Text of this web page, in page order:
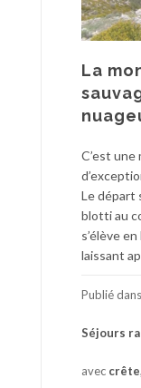
La
C’est une
Le départ
blotti au
s’élève
laissant
Publié
Séjours
avec crête,